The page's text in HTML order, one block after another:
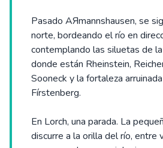
Pasado AЯmannshausen, se
norte, bordeando el río en
contemplando las siluetas de
donde están Rheinstein,
Sooneck y la fortaleza
Fírstenberg.
En Lorch, una parada. La
discurre a la orilla del río, entre